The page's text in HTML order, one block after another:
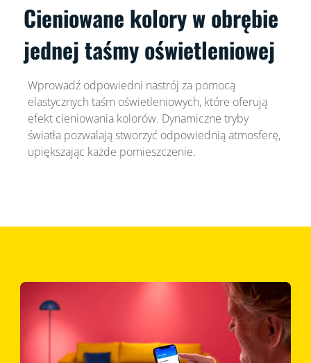
Cieniowane kolory w obrębie
jednej taśmy oświetleniowej
Wprowadź odpowiedni nastrój za pomocą
elastycznych taśm oświetleniowych, które oferują
efekt cieniowania kolorów. Dynamiczne tryby
światła pozwalają stworzyć odpowiednią atmosferę,
upiększając każde pomieszczenie.